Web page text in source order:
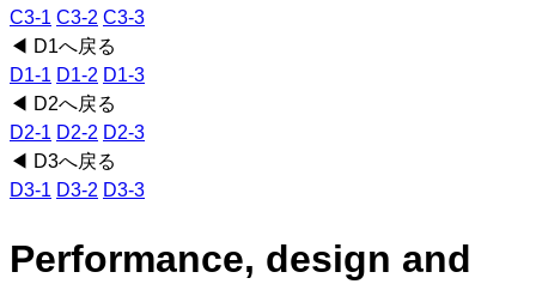
C3-1 C3-2 C3-3
◀ D1へ戻る
D1-1 D1-2 D1-3
◀ D2へ戻る
D2-1 D2-2 D2-3
◀ D3へ戻る
D3-1 D3-2 D3-3
Performance, design and